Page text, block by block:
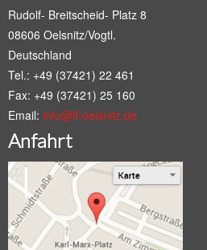
Rudolf- Breitscheid- Platz 8
08606 Oelsnitz/Vogtl.
Deutschland
Tel.: +49 (37421) 22 461
Fax: +49 (37421) 25 160
Email: info@ff-oelsnitz.de
Anfahrt